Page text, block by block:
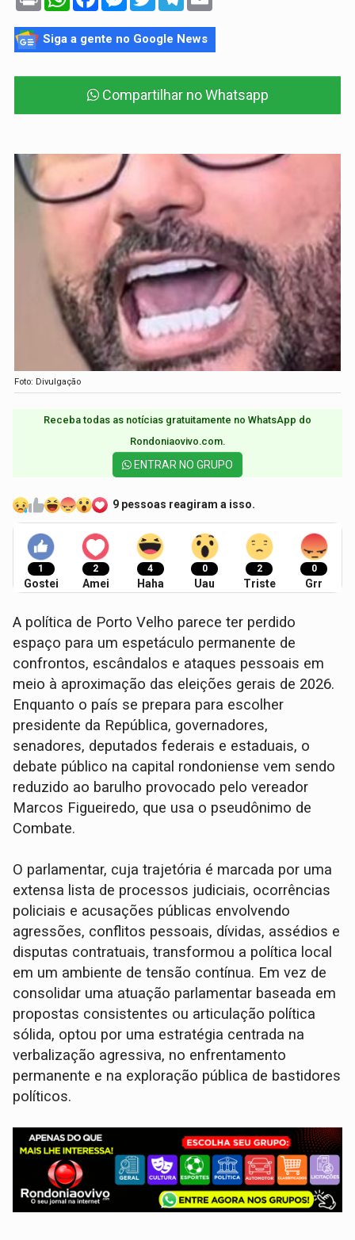
Siga a gente no Google News
Compartilhar no Whatsapp
Foto: Divulgação
Receba todas as notícias gratuitamente no WhatsApp do
Rondoniaovivo.com.​
ENTRAR NO GRUPO
9 pessoas reagiram a isso.
1
Gostei
2
Amei
4
Haha
0
Uau
2
Triste
0
Grr
A política de Porto Velho parece ter perdido
espaço para um espetáculo permanente de
confrontos, escândalos e ataques pessoais em
meio à aproximação das eleições gerais de 2026.
Enquanto o país se prepara para escolher
presidente da República, governadores,
senadores, deputados federais e estaduais, o
debate público na capital rondoniense vem sendo
reduzido ao barulho provocado pelo vereador
Marcos Figueiredo, que usa o pseudônimo de
Combate.
O parlamentar, cuja trajetória é marcada por uma
extensa lista de processos judiciais, ocorrências
policiais e acusações públicas envolvendo
agressões, conflitos pessoais, dívidas, assédios e
disputas contratuais, transformou a política local
em um ambiente de tensão contínua. Em vez de
consolidar uma atuação parlamentar baseada em
propostas consistentes ou articulação política
sólida, optou por uma estratégia centrada na
verbalização agressiva, no enfrentamento
permanente e na exploração pública de bastidores
políticos.